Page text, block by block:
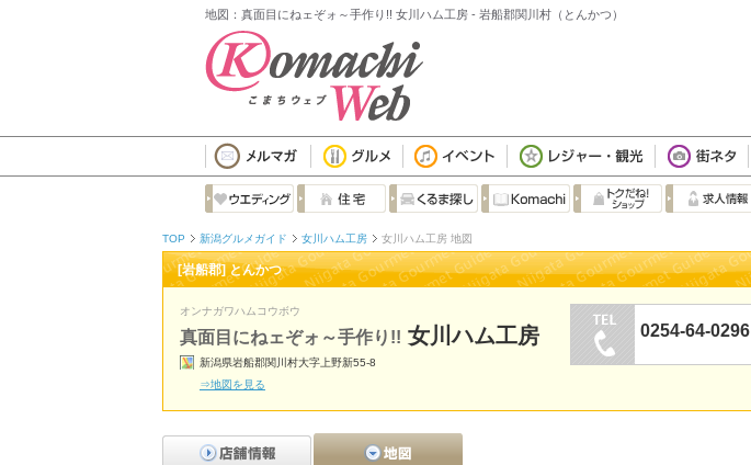
地図：真面目にねェぞォ～手作り!! 女川ハム工房 - 岩船郡関川村（とんかつ）
TOP 新潟グルメガイド 女川ハム工房 女川ハム工房 地図
[岩船郡] とんかつ
オンナガワハムコウボウ
真面目にねェぞォ～手作り!! 女川ハム工房
新潟県岩船郡関川村大字上野新55-8
⇒地図を見る
0254-64-0296